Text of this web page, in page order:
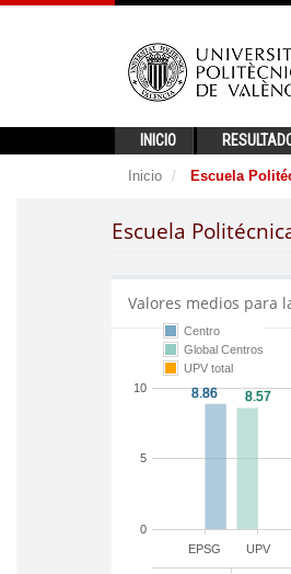
INICIO
Inicio Escuela
Escuela
Valores medios para
EPSG UPV
0
5
10
Centro
Global Centros
UPV total